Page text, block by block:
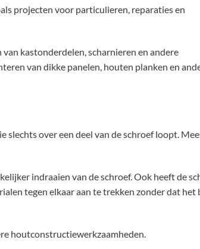
projecten voor particulieren, reparaties en
kastonderdelen, scharnieren en andere
van dikke panelen, houten planken en
slechts over een deel van de schroef loopt.
indraaien van de schroef. Ook heeft de
tegen elkaar aan te trekken zonder dat het
houtconstructiewerkzaamheden.